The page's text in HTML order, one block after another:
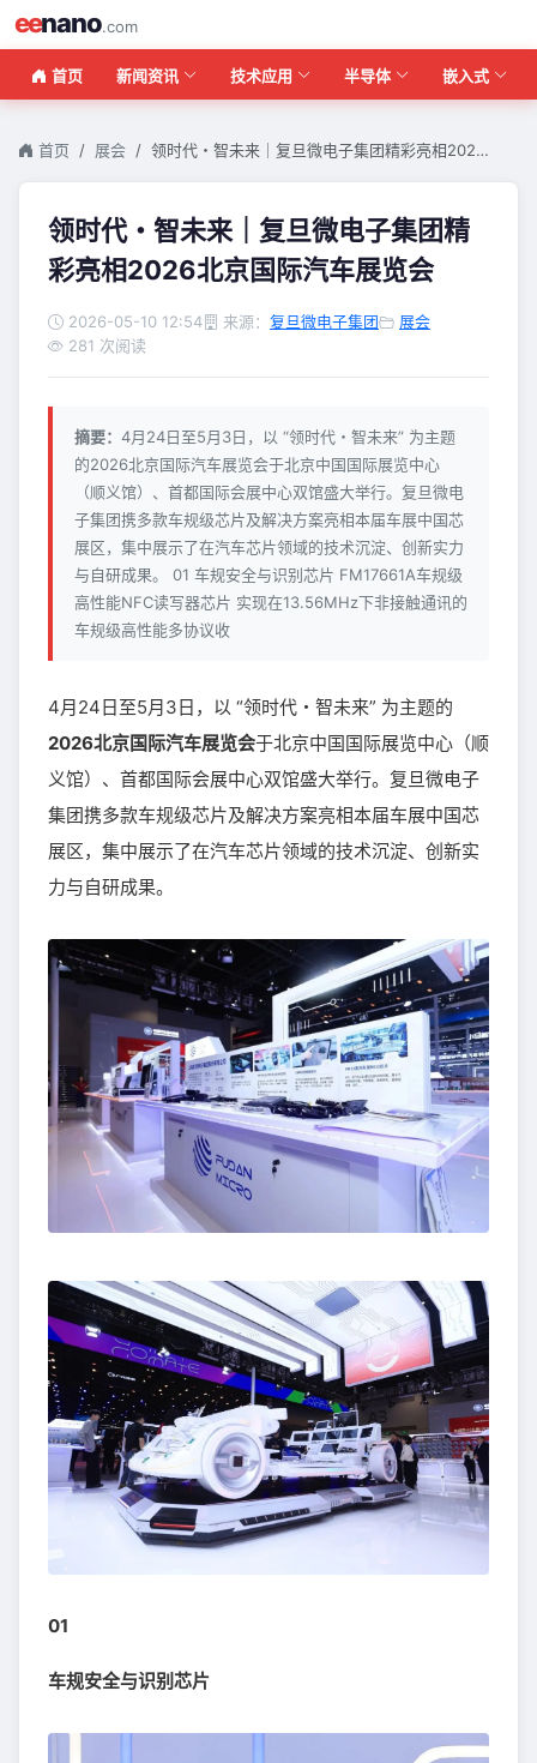
eenano.com
首页 新闻资讯 技术应用 半导体 嵌入式
首页 展会 领时代・智未来｜复旦微电子集团精彩亮相202…
领时代・智未来｜复旦微电子集团精
彩亮相2026北京国际汽车展览会
2026-05-10 12:54 来源： 复旦微电子集团
展会
281 次阅读
摘要： 4月24日至5月3日，以 “领时代・智未来” 为主题
的2026北京国际汽车展览会于北京中国国际展览中心
（顺义馆）、首都国际会展中心双馆盛大举行。复旦微电
子集团携多款车规级芯片及解决方案亮相本届车展中国芯
展区，集中展示了在汽车芯片领域的技术沉淀、创新实力
与自研成果。 01 车规安全与识别芯片 FM17661A车规级
高性能NFC读写器芯片 实现在13.56MHz下非接触通讯的
车规级高性能多协议收
4月24日至5月3日，以 “领时代・智未来” 为主题的
2026北京国际汽车展览会于北京中国国际展览中心（顺
义馆）、首都国际会展中心双馆盛大举行。复旦微电子
集团携多款车规级芯片及解决方案亮相本届车展中国芯
展区，集中展示了在汽车芯片领域的技术沉淀、创新实
力与自研成果。
01
车规安全与识别芯片